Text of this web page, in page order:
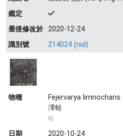
鑑定
最後修改於 2020-12-24
識別號
214024 (nid)
物種
Fejervarya limnocharis
澤蛙
蛙
日期
2020-10-24